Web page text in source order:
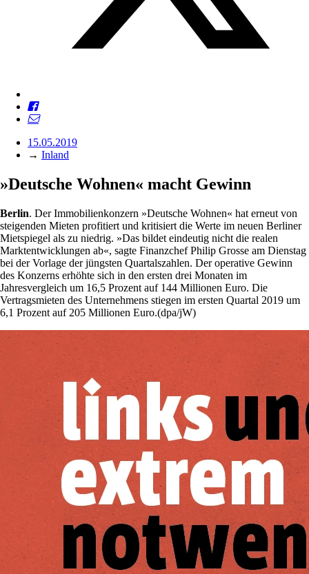
15.05.2019
→ Inland
»Deutsche Wohnen« macht Gewinn
Berlin. Der Immobilienkonzern »Deutsche Wohnen« hat erneut von
steigenden Mieten profitiert und kritisiert die Werte im neuen Berliner
Mietspiegel als zu niedrig. »Das bildet eindeutig nicht die realen
Marktentwicklungen ab«, sagte Finanzchef Philip Grosse am Dienstag
bei der Vorlage der jüngsten Quartalszahlen. Der operative Gewinn
des Konzerns erhöhte sich in den ersten drei Monaten im
Jahresvergleich um 16,5 Prozent auf 144 Millionen Euro. Die
Vertragsmieten des Unternehmens stiegen im ersten Quartal 2019 um
6,1 Prozent auf 205 Millionen Euro.(dpa/jW)